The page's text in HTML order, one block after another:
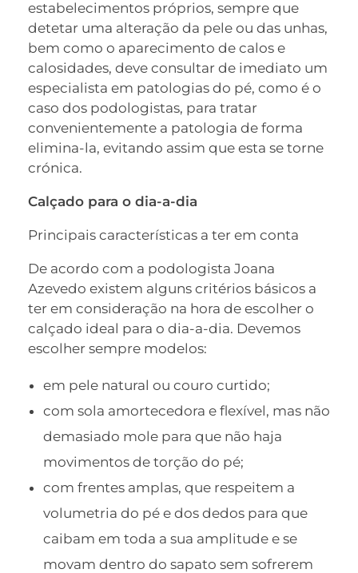
estabelecimentos próprios, sempre que
detetar uma alteração da pele ou das unhas,
bem como o aparecimento de calos e
calosidades, deve consultar de imediato um
especialista em patologias do pé, como é o
caso dos podologistas, para tratar
convenientemente a patologia de forma
elimina-la, evitando assim que esta se torne
crónica.
Calçado para o dia-a-dia
Principais características a ter em conta
De acordo com a podologista Joana
Azevedo existem alguns critérios básicos a
ter em consideração na hora de escolher o
calçado ideal para o dia-a-dia. Devemos
escolher sempre modelos:
em pele natural ou couro curtido;
com sola amortecedora e flexível, mas não
demasiado mole para que não haja
movimentos de torção do pé;
com frentes amplas, que respeitem a
volumetria do pé e dos dedos para que
caibam em toda a sua amplitude e se
movam dentro do sapato sem sofrerem